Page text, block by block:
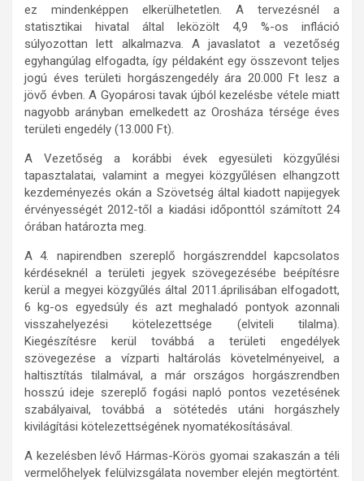
ez mindenképpen elkerülhetetlen. A tervezésnél a
statisztikai hivatal által leközölt 4,9 %-os infláció
súlyozottan lett alkalmazva. A javaslatot a vezetőség
egyhangúlag elfogadta, így példaként egy összevont teljes
jogú éves területi horgászengedély ára 20.000 Ft lesz a
jövő évben. A Gyopárosi tavak újból kezelésbe vétele miatt
nagyobb arányban emelkedett az Orosháza térsége éves
területi engedély (13.000 Ft).
A Vezetőség a korábbi évek egyesületi közgyűlési
tapasztalatai, valamint a megyei közgyűlésen elhangzott
kezdeményezés okán a Szövetség által kiadott napijegyek
érvényességét 2012-től a kiadási időponttól számított 24
órában határozta meg.
A 4. napirendben szereplő horgászrenddel kapcsolatos
kérdéseknél a területi jegyek szövegezésébe beépítésre
kerül a megyei közgyűlés által 2011.áprilisában elfogadott,
6 kg-os egyedsúly és azt meghaladó pontyok azonnali
visszahelyezési kötelezettsége (elviteli tilalma).
Kiegészítésre kerül továbbá a területi engedélyek
szövegezése a vízparti haltárolás követelményeivel, a
haltisztítás tilalmával, a már országos horgászrendben
hosszú ideje szereplő fogási napló pontos vezetésének
szabályaival, továbbá a sötétedés utáni horgászhely
kivilágítási kötelezettségének nyomatékosításával.
A kezelésben lévő Hármas-Körös gyomai szakaszán a téli
vermelőhelyek felülvizsgálata november elején megtörtént.